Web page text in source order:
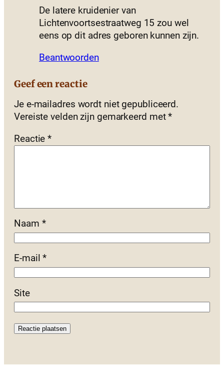
De latere kruidenier van
Lichtenvoortsestraatweg 15 zou wel
eens op dit adres geboren kunnen zijn.
Beantwoorden
Geef een reactie
Je e-mailadres wordt niet gepubliceerd.
Vereiste velden zijn gemarkeerd met*
Reactie*
Naam *
E-mail*
Site